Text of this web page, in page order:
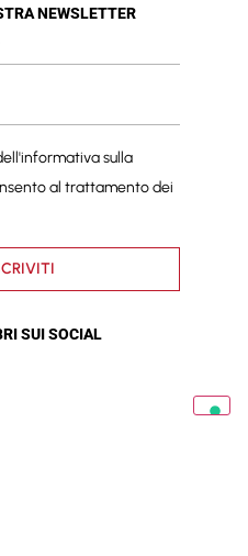
NEWSLETTER
sulla
al trattamento dei
SUI SOCIAL